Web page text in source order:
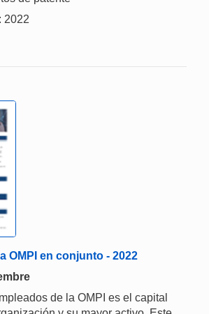
2022
OMPI en conjunto - 2022
de la OMPI es el capital